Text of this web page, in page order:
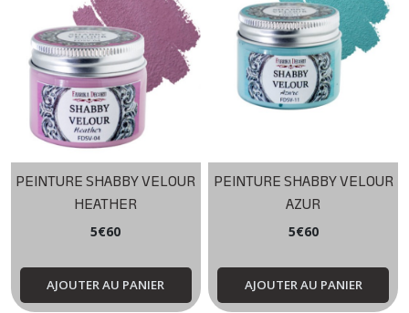
PEINTURE SHABBY VELOUR
HEATHER
5€60
AJOUTER AU PANIER
PEINTURE SHABBY VELOUR
AZUR
5€60
AJOUTER AU PANIER